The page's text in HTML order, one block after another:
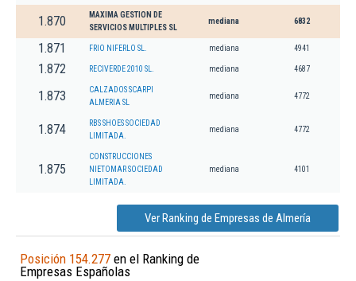
1.870
MAXIMA GESTION DE
SERVICIOS MULTIPLES SL
mediana 6832
1.871 FRIO NIFERLO SL. mediana 4941
1.872 RECIVERDE 2010 SL. mediana 4687
1.873
CALZADOS SCARPI
ALMERIA SL
mediana 4772
1.874
RBS SHOES SOCIEDAD
LIMITADA.
mediana 4772
1.875
CONSTRUCCIONES
NIETOMAR SOCIEDAD
LIMITADA.
mediana 4101
Ver Ranking de Empresas de Almería
Posición 154.277 en el Ranking de
Empresas Españolas